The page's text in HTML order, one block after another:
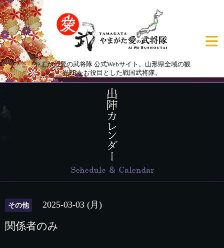
やまがた愛の武将隊 公式Webサイト。山形県全域の観
光PRをお役目とした戦国武将隊。
その他 2025-03-03 (月)
関係者のみ